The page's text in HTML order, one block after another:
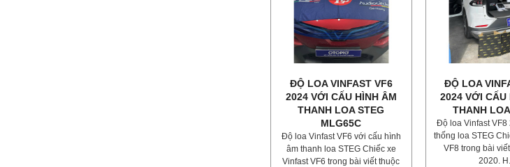
ĐỘ LOA VINFAST VF6
2024 VỚI CẤU HÌNH ÂM
THANH LOA STEG
MLG65C
Độ loa Vinfast VF6 với cấu hình
âm thanh loa STEG Chiếc xe
Vinfast VF6 trong bài viết thuộc
ĐỘ LOA
2024 VỚI CẤU
THANH
Độ loa Vinfast VF8
thống loa STEG
VF8 trong bài
2020. H..